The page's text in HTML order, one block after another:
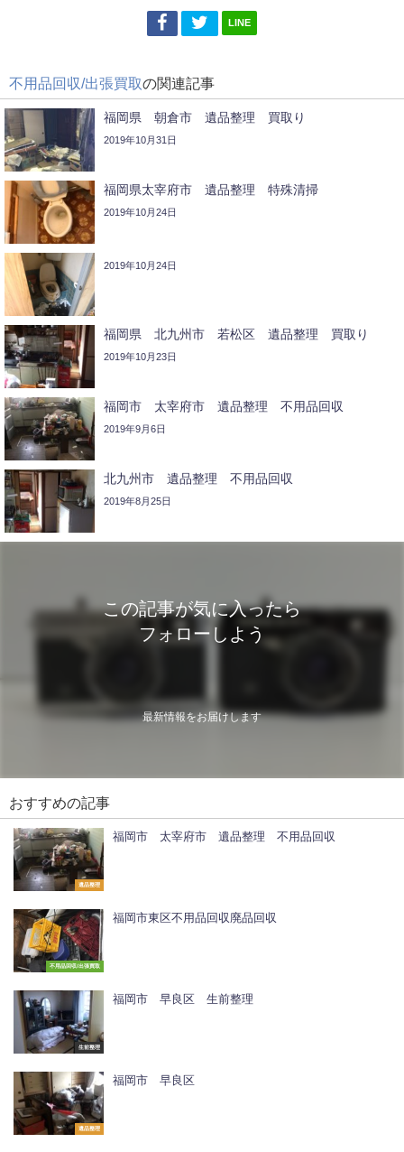
LINE
不用品回収/出張買取の関連記事
福岡県 朝倉市 遺品整理 買取り
2019年10月31日
福岡県太宰府市 遺品整理 特殊清掃
2019年10月24日
2019年10月24日
福岡県 北九州市 若松区 遺品整理 買取り
2019年10月23日
福岡市 太宰府市 遺品整理 不用品回収
2019年9月6日
北九州市 遺品整理 不用品回収
2019年8月25日
この記事が気に入ったら
フォローしよう
最新情報をお届けします
おすすめの記事
遺品整理
福岡市 太宰府市 遺品整理 不用品回収
不用品回収/出張買取
福岡市東区不用品回収廃品回収
生前整理
福岡市 早良区 生前整理
遺品整理
福岡市 早良区